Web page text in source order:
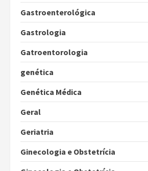
Gastroenterológica
Gastrologia
Gatroentorologia
genética
Genética Médica
Geral
Geriatria
Ginecologia e Obstetrícia